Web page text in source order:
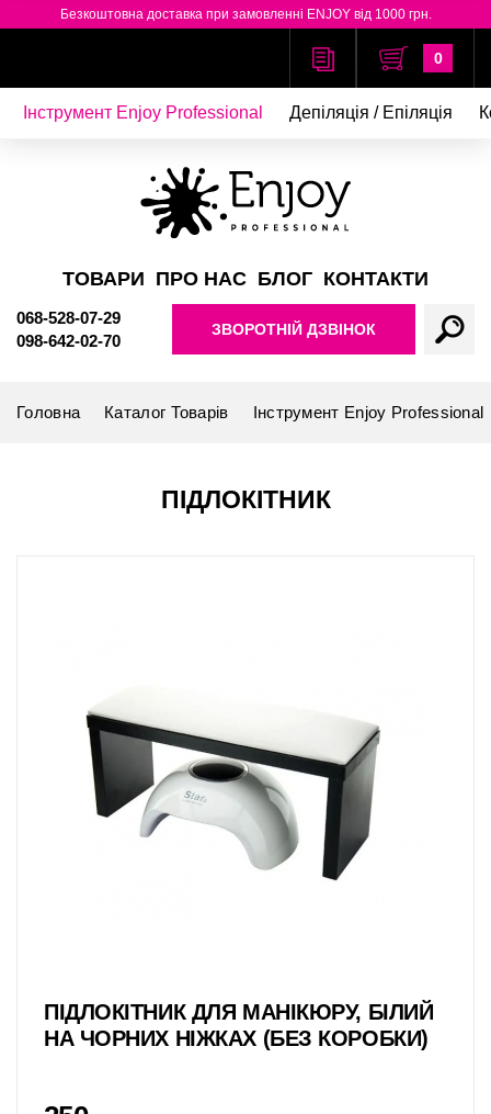
Безкоштовна доставка при замовленні ENJOY від 1000 грн.
0
Інструмент Enjoy Professional Депіляція / Епіляція
ТОВАРИ ПРО НАС БЛОГ КОНТАКТИ
068-528-07-29
098-642-02-70
ЗВОРОТНІЙ ДЗВІНОК
Головна Каталог Товарів Інструмент Enjoy Professional
ПІДЛОКІТНИК
ПІДЛОКІТНИК ДЛЯ МАНІКЮРУ, БІЛИЙ
НА ЧОРНИХ НІЖКАХ (БЕЗ КОРОБКИ)